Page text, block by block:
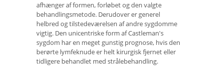
afhænger af formen, forløbet og den valgte
behandlingsmetode. Derudover er generel
helbred og tilstedeværelsen af ​​andre sygdomme
vigtig. Den unicentriske form af Castleman's
sygdom har en meget gunstig prognose, hvis den
berørte lymfeknude er helt kirurgisk fjernet eller
tidligere behandlet med strålebehandling.